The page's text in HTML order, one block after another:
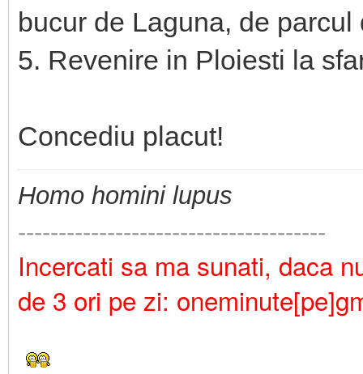
bucur de Laguna, de parcul
5. Revenire in Ploiesti la
Concediu placut!
Homo homini lupus
--------------------------------------
Incercati sa ma sunati, daca
de 3 ori pe zi: